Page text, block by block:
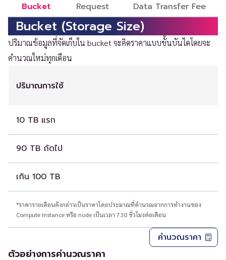
Bucket
Request Data Transfer Fee
Bucket (Storage Size)
ปริมาณข้อมูลที่จัดเก็บใน bucket จะคิดราคาแบบขั้นบันไดโดยจะ
คำนวณใหม่ทุกเดือน
ปริมาณการใช้
10 TB แรก
90 TB ถัดไป
เกิน 100 TB
*ราคารายเดือนดังกล่าวเป็นราคาโดยประมาณที่คำนวณจากการทำงานของ
Compute Instance หรือ node เป็นเวลา 730 ชั่วโมงต่อเดือน
คำนวณราคา
ตัวอย่างการคำนวณราคา